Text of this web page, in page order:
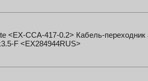
<EX-CCA-417-0.2> Кабель-
F <EX284944RUS>